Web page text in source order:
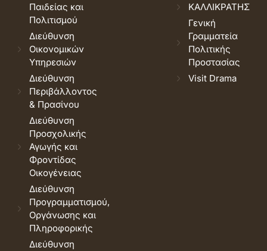
Παιδείας και
Πολιτισμού
Διεύθυνση
Οικονομικών
Υπηρεσιών
Διεύθυνση
Περιβάλλοντος
& Πρασίνου
Διεύθυνση
Προσχολικής
Αγωγής και
Φροντίδας
Οικογένειας
Διεύθυνση
Προγραμματισμού,
Οργάνωσης και
Πληροφορικής
Διεύθυνση
ΚΑΛΛΙΚΡΑΤΗΣ
Γενική
Γραμματεία
Πολιτικής
Προστασίας
Visit Drama